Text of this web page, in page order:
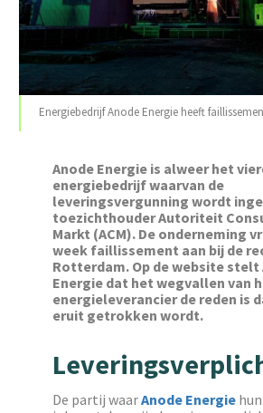
Energiebedrijf Anode Energie heeft
Anode Energie is alweer het
energiebedrijf waarvan de
leveringsvergunning wordt
toezichthouder Autoriteit
Markt (ACM). De onderneming
week faillissement aan bij de
Rotterdam. Op de website stelt
Energie dat het wegvallen van
energieleverancier de reden is
eruit getrokken wordt.
De partij waarAnode Energiehun